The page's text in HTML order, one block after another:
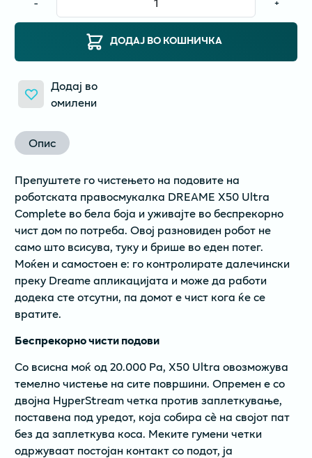
ДОДАЈ ВО КОШНИЧКА
Додај во
омилени
Опис
Препуштете го чистењето на подовите на
роботската правосмукалка DREAME X50 Ultra
Complete во бела боја и уживајте во беспрекорно
чист дом по потреба. Овој разновиден робот не
само што всисува, туку и брише во еден потег.
Моќен и самостоен е: го контролирате далечински
преку Dreame апликацијата и може да работи
додека сте отсутни, па домот е чист кога ќе се
вратите.
Беспрекорно чисти подови
Со всисна моќ од 20.000 Pa, X50 Ultra овозможува
темелно чистење на сите површини. Опремен е со
двојна HyperStream четка против заплеткување,
поставена под уредот, која собира сè на својот пат
без да заплеткува коса. Меките гумени четки
одржуваат постојан контакт со подот, ја